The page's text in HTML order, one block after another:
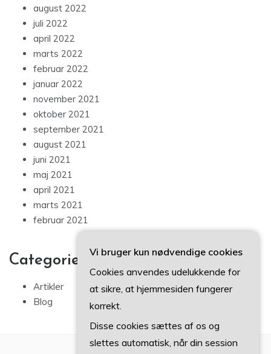
august 2022
juli 2022
april 2022
marts 2022
februar 2022
januar 2022
november 2021
oktober 2021
september 2021
august 2021
juni 2021
maj 2021
april 2021
marts 2021
februar 2021
Categories
Artikler
Blog
Vi bruger kun nødvendige cookies
Cookies anvendes udelukkende for
at sikre, at hjemmesiden fungerer
korrekt.
Disse cookies sættes af os og
slettes automatisk, når din session